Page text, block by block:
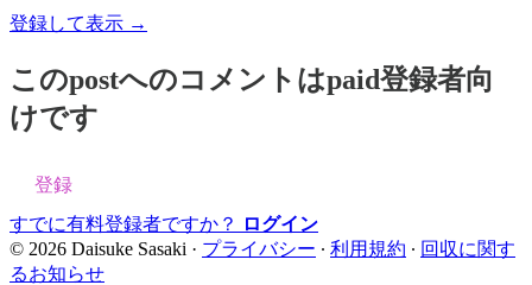
登録して表示 →
このpostへのコメントはpaid登録者向
けです
登録
すでに有料登録者ですか？
ログイン
© 2026 Daisuke Sasaki · プライバシー ∙ 利用規約 ∙ 回収に関す
るお知らせ